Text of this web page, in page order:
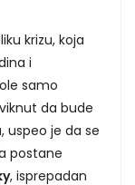
krizu, koja
i
samo
da bude
uspeo je da se
postane
, isprepadan